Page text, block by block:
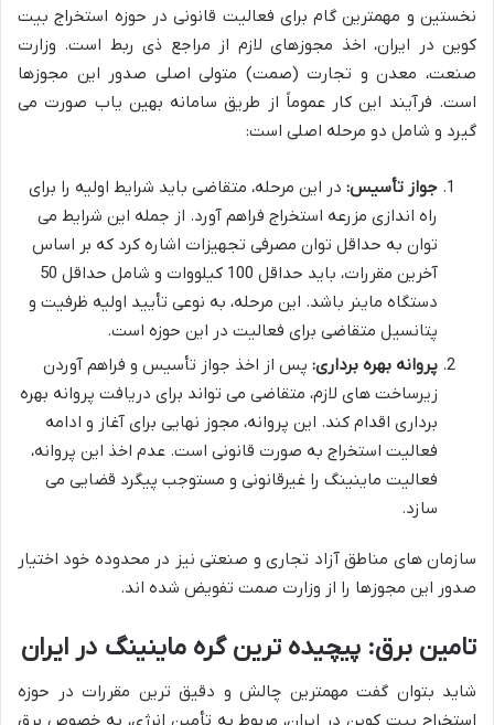
نخستین و مهمترین گام برای فعالیت قانونی در حوزه استخراج بیت
کوین در ایران، اخذ مجوزهای لازم از مراجع ذی ربط است. وزارت
صنعت، معدن و تجارت (صمت) متولی اصلی صدور این مجوزها
است. فرآیند این کار عموماً از طریق سامانه بهین یاب صورت می
گیرد و شامل دو مرحله اصلی است:
جواز تأسیس: در این مرحله، متقاضی باید شرایط اولیه را برای
راه اندازی مزرعه استخراج فراهم آورد. از جمله این شرایط می
توان به حداقل توان مصرفی تجهیزات اشاره کرد که بر اساس
آخرین مقررات، باید حداقل 100 کیلووات و شامل حداقل 50
دستگاه ماینر باشد. این مرحله، به نوعی تأیید اولیه ظرفیت و
پتانسیل متقاضی برای فعالیت در این حوزه است.
پروانه بهره برداری: پس از اخذ جواز تأسیس و فراهم آوردن
زیرساخت های لازم، متقاضی می تواند برای دریافت پروانه بهره
برداری اقدام کند. این پروانه، مجوز نهایی برای آغاز و ادامه
فعالیت استخراج به صورت قانونی است. عدم اخذ این پروانه،
فعالیت ماینینگ را غیرقانونی و مستوجب پیگرد قضایی می
سازد.
سازمان های مناطق آزاد تجاری و صنعتی نیز در محدوده خود اختیار
صدور این مجوزها را از وزارت صمت تفویض شده اند.
تامین برق: پیچیده ترین گره ماینینگ در ایران
شاید بتوان گفت مهمترین چالش و دقیق ترین مقررات در حوزه